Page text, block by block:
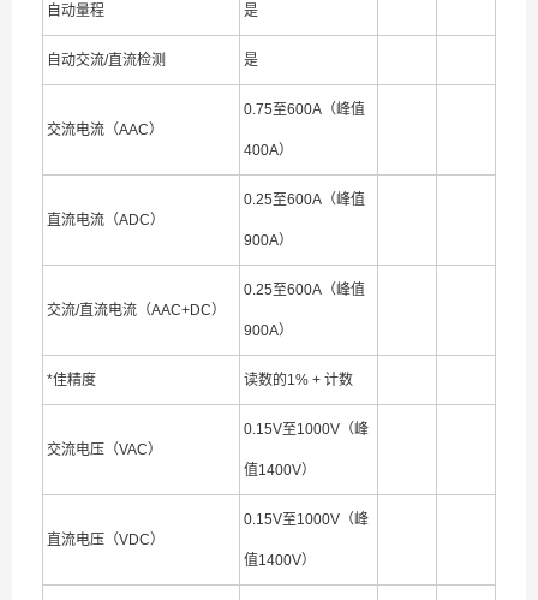
自动量程 是
自动交流/直流检测 是
交流电流（AAC）
0.75至600A（峰值
400A）
直流电流（ADC）
0.25至600A（峰值
900A）
交流/直流电流（AAC+DC）
0.25至600A（峰值
900A）
*佳精度 读数的1% + 计数
交流电压（VAC）
0.15V至1000V（峰
值1400V）
直流电压（VDC）
0.15V至1000V（峰
值1400V）